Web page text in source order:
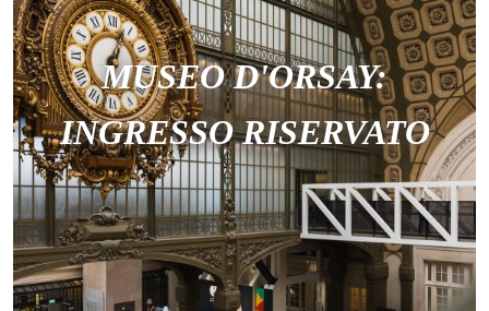
MUSEO D'ORSAY:
INGRESSO RISERVATO